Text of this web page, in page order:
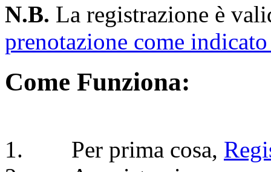
N.B. La registrazione è
prenotazione come
Come Funziona:
1. Per prima cosa,